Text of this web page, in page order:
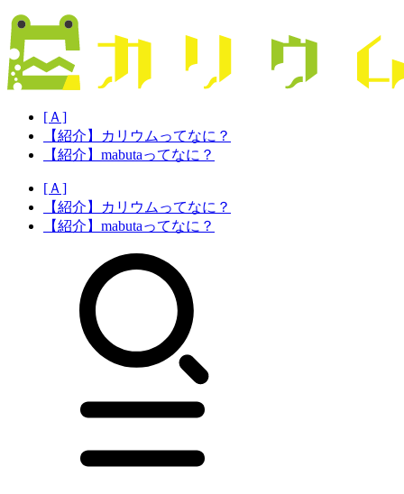
[Ａ]
【紹介】カリウムってなに？
【紹介】mabutaってなに？
[Ａ]
【紹介】カリウムってなに？
【紹介】mabutaってなに？